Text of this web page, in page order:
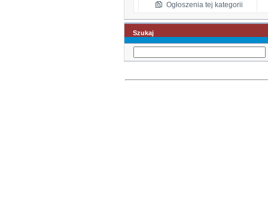
Ogłoszenia tej kategorii
Szukaj